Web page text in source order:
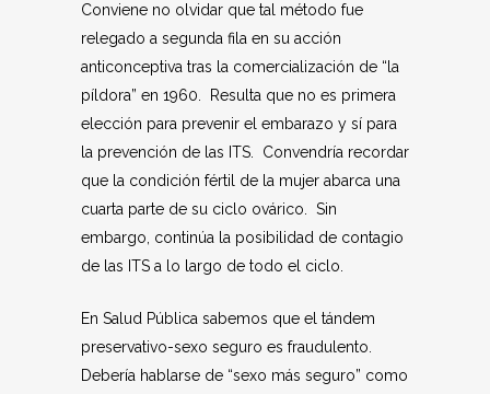
Conviene no olvidar que tal método fue
relegado a segunda fila en su acción
anticonceptiva tras la comercialización de “la
píldora” en 1960. Resulta que no es primera
elección para prevenir el embarazo y sí para
la prevención de las ITS. Convendría recordar
que la condición fértil de la mujer abarca una
cuarta parte de su ciclo ovárico. Sin
embargo, continúa la posibilidad de contagio
de las ITS a lo largo de todo el ciclo.
En Salud Pública sabemos que el tándem
preservativo-sexo seguro es fraudulento.
Debería hablarse de “sexo más seguro” como